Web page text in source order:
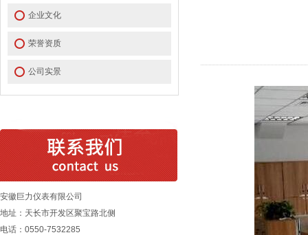
企业文化
荣誉资质
公司实景
安徽巨力仪表有限公司
地址：天长市开发区聚宝路北侧
电话：0550-7532285